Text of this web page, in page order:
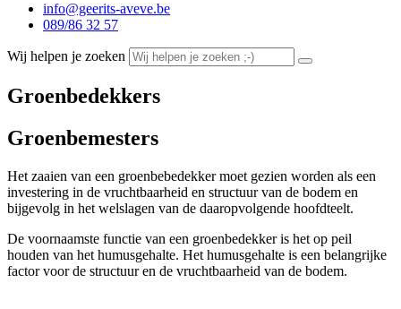
info@geerits-aveve.be
089/86 32 57
Wij helpen je zoeken
Groenbedekkers
Groenbemesters
Het zaaien van een groenbebedekker moet gezien worden als een
investering in de vruchtbaarheid en structuur van de bodem en
bijgevolg in het welslagen van de daaropvolgende hoofdteelt.
De voornaamste functie van een groenbedekker is het op peil
houden van het humusgehalte. Het humusgehalte is een belangrijke
factor voor de structuur en de vruchtbaarheid van de bodem.